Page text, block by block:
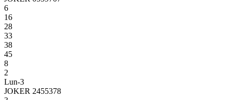
6
16
28
33
38
45
8
2
Lun-3
JOKER 2455378